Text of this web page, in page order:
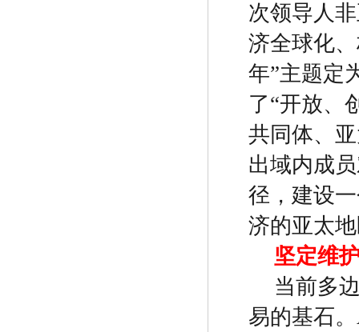
次领导人
济全球化
年”主题定
了“开放、
共同体、
出域内成
径，建设
济的亚太
坚定维
当前多
易的基石。